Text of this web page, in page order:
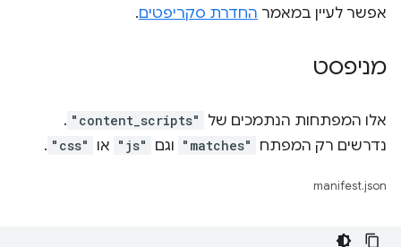
אפשר לעיין במאמר החדרת סקריפטים.
מניפסט
אלו המפתחות הנתמכים של "content_scripts"
.
נדרשים רק המפתח
"matches" וגם "js" או "css"
.
manifest.json